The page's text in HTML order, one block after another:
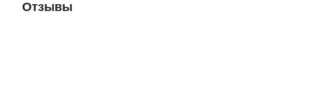
Отзывы